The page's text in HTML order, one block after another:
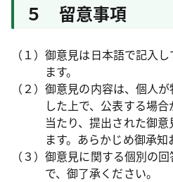
５ 留意事項
（１）御意見は日本語で記入
ます。
（２）御意見の内容は、個人
した上で、公表する場
当たり、提出された御
ます。あらかじめ御承知
（３）御意見に関する個別の
で、御了承ください。